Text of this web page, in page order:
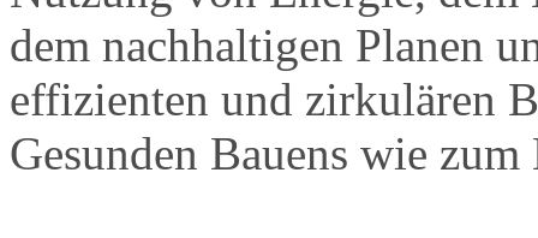
dem nachhaltigen Planen
effizienten und zirkulären
Gesunden Bauens wie